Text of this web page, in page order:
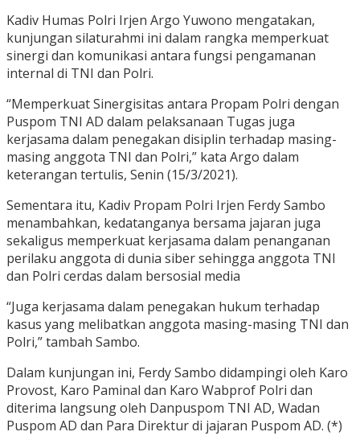
Kadiv Humas Polri Irjen Argo Yuwono mengatakan,
kunjungan silaturahmi ini dalam rangka memperkuat
sinergi dan komunikasi antara fungsi pengamanan
internal di TNI dan Polri.
“Memperkuat Sinergisitas antara Propam Polri dengan
Puspom TNI AD dalam pelaksanaan Tugas juga
kerjasama dalam penegakan disiplin terhadap masing-
masing anggota TNI dan Polri,” kata Argo dalam
keterangan tertulis, Senin (15/3/2021).
Sementara itu, Kadiv Propam Polri Irjen Ferdy Sambo
menambahkan, kedatanganya bersama jajaran juga
sekaligus memperkuat kerjasama dalam penanganan
perilaku anggota di dunia siber sehingga anggota TNI
dan Polri cerdas dalam bersosial media
“Juga kerjasama dalam penegakan hukum terhadap
kasus yang melibatkan anggota masing-masing TNI dan
Polri,” tambah Sambo.
Dalam kunjungan ini, Ferdy Sambo didampingi oleh Karo
Provost, Karo Paminal dan Karo Wabprof Polri dan
diterima langsung oleh Danpuspom TNI AD, Wadan
Puspom AD dan Para Direktur di jajaran Puspom AD. (*)